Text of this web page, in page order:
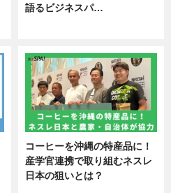
語るビジネスパ…
コーヒーを沖縄の特産品に！
産学官連携で取り組むネスレ
日本の狙いとは？